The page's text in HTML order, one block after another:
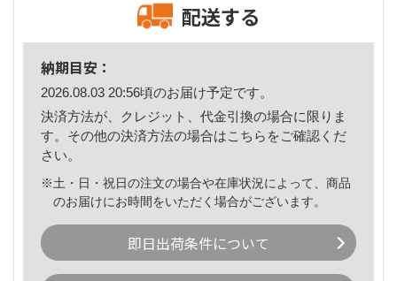
配送する
納期目安：
2026.08.03 20:56頃のお届け予定です。
決済方法が、クレジット、代金引換の場合に限りま
す。その他の決済方法の場合はこちら をご確認くだ
さい。
※土・日・祝日の注文の場合や在庫状況によって、商品
のお届けにお時間をいただく場合がございます。
即日出荷条件について